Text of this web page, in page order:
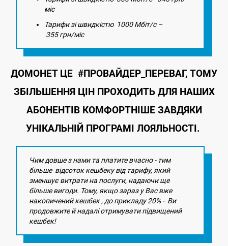
міс
Тарифи зі швидкістю 1000 Мбіт/с –
355 грн/міс
ДОМОНЕТ ЦЕ #ПРОВАЙДЕР_ПЕРЕВАГ, ТОМУ
ЗБІЛЬШЕННЯ ЦІН ПРОХОДИТЬ ДЛЯ НАШИХ
АБОНЕНТІВ КОМФОРТНІШЕ ЗАВДЯКИ
УНІКАЛЬНІЙ ПРОГРАМІ ЛОЯЛЬНОСТІ.
Чим довше з нами та платите вчасно - тим
більше відсоток кешбеку від тарифу, який
зменшує витрати на послуги, надаючи ще
більше вигоди. Тому, якщо зараз у Вас вже
накопичений кешбек , до прикладу 20% - Ви
продовжите й надалі отримувати підвищений
кешбек!